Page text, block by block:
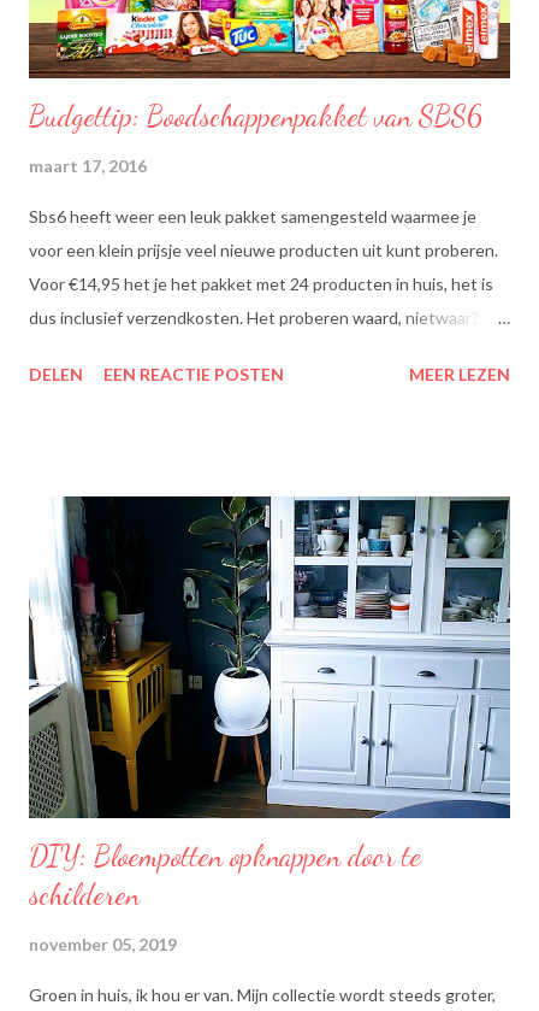
Budgettip: Boodschappenpakket van SBS6
maart 17, 2016
Sbs6 heeft weer een leuk pakket samengesteld waarmee je
voor een klein prijsje veel nieuwe producten uit kunt proberen.
Voor €14,95 het je het pakket met 24 producten in huis, het is
dus inclusief verzendkosten. Het proberen waard, nietwaar? Dit
theesmaken van Lipton: voor een goed moment dat heerlijk
mengsel van zonnebloem-, lijnzaad- en koolzaadolie. Het bevat
Omega’s 3 & 6 die goed zijn voor hart en bloedvaten. Omega's 3
& 6 zijn meervoudig onverzadigde vetzuren, die het lichaam niet
zelf kan aanmaken. Ze dragen bij tot de instandhouding van een
normaal cholesterolgehalte in het bloed. Becel Dieetolie geeft
een optimale smaak aan uw gerechten, met behoud van de
smaak van uw originele ingrediënten. Naast warme toepassing
l...
DELEN EEN REACTIE POSTEN MEER LEZEN
DIY: Bloempotten opknappen door te
schilderen
november 05, 2019
Groen in huis, ik hou er van. Mijn collectie wordt steeds groter,